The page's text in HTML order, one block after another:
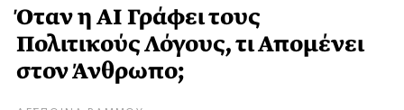
Όταν η AI Γράφει τους
Πολιτικούς Λόγους, τι Απομένει
στον Άνθρωπο;